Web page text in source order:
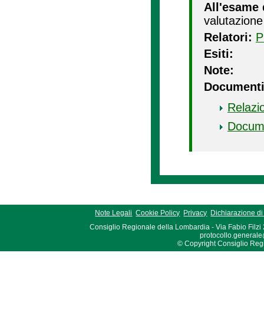
All'esame
valutazione
Relatori:
Esiti:
Note:
Note Legali Cookie Policy Privacy Dichiarazione
Consiglio Regionale della Lombardia - Via Fabio Filzi
© Copyright Consiglio